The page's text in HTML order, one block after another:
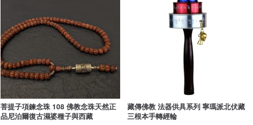
菩提子項鍊念珠 108 佛教念珠天然正
品尼泊爾復古濕婆種子與西藏
藏傳佛教 法器供具系列 寧瑪派北伏藏
三根本手轉經輪